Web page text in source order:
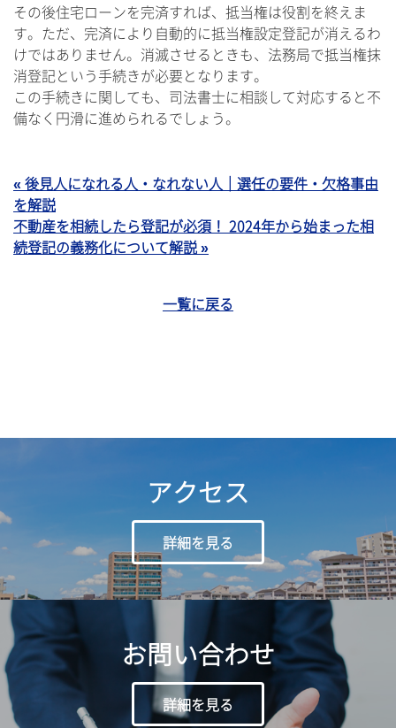
その後住宅ローンを完済すれば、抵当権は役割を終えま
す。ただ、完済により自動的に抵当権設定登記が消えるわ
けではありません。消滅させるときも、法務局で抵当権抹
消登記という手続きが必要となります。
この手続きに関しても、司法書士に相談して対応すると不
備なく円滑に進められるでしょう。
« 後見人になれる人・なれない人｜選任の要件・欠格事由
を解説
不動産を相続したら登記が必須！ 2024年から始まった相
続登記の義務化について解説 »
一覧に戻る
アクセス
詳細を見る
お問い合わせ
詳細を見る